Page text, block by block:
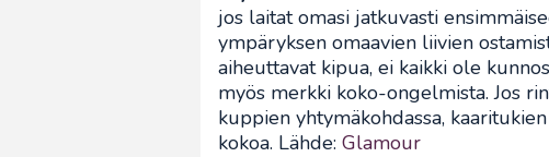
jos laitat omasi jatkuvasti
ympäryksen omaavien liivien
aiheuttavat kipua, ei kaikki ole
myös merkki koko-ongelmista. Jos
kuppien yhtymäkohdassa,
kokoa. Lähde: Glamour